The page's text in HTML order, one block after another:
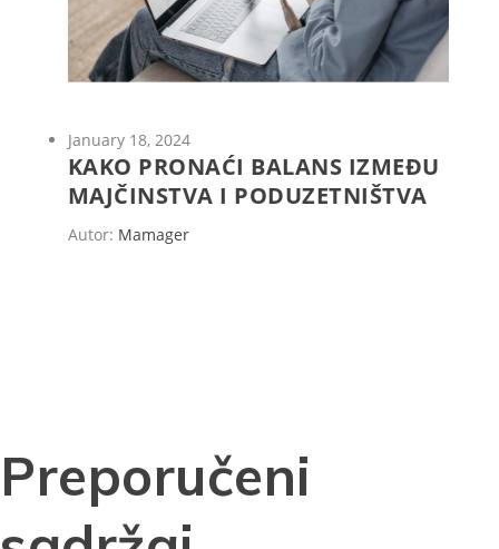
January 18, 2024
KAKO PRONAĆI BALANS IZMEĐU
MAJČINSTVA I PODUZETNIŠTVA
Autor: Mamager
Preporučeni